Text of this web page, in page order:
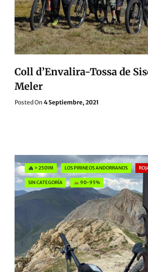
Coll d’Envalira-Tossa de
Meler
Posted On Posted
4 Septiembre, 2021
Categories
> 2501M LOS PIRINEOS ANDORRANOS
SIN CATEGORÍA 90-95%